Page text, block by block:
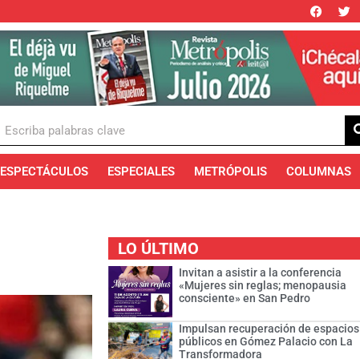
ESPECTÁCULOS ESPECIALES METRÓPOLIS COLUMNAS
LO ÚLTIMO
Invitan a asistir a la conferencia
«Mujeres sin reglas; menopausia
consciente» en San Pedro
Impulsan recuperación de espacios
públicos en Gómez Palacio con La
Transformadora